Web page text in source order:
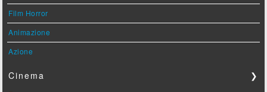
Film Horror
Animazione
Azione
Cinema ❯